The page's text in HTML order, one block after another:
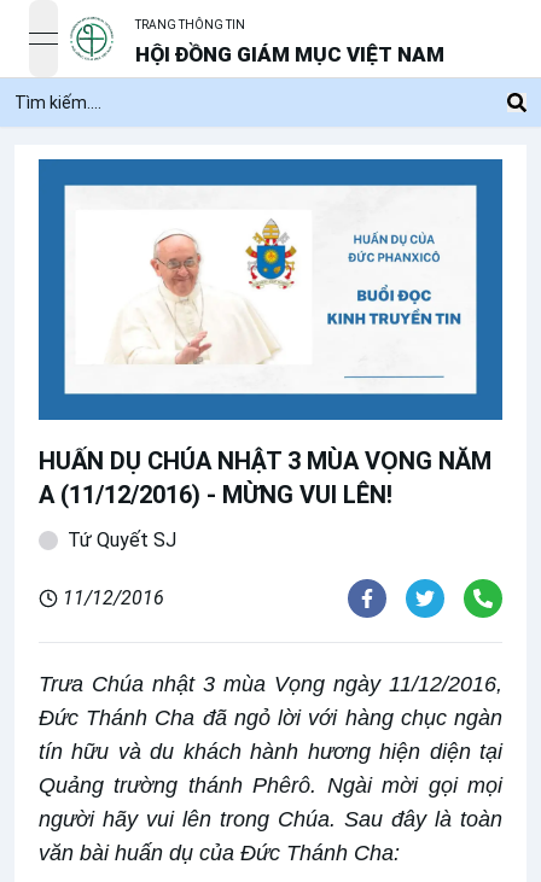
open navigation menu
TRANG THÔNG TIN
HỘI ĐỒNG GIÁM MỤC VIỆT NAM
HUẤN DỤ CHÚA NHẬT 3 MÙA VỌNG NĂM
A (11/12/2016) - MỪNG VUI LÊN!
Tứ Quyết SJ
11/12/2016
Trưa Chúa nhật 3 mùa Vọng ngày 11/12/2016,
Đức Thánh Cha đã ngỏ lời với hàng chục ngàn
tín hữu và du khách hành hương hiện diện tại
Quảng trường thánh Phêrô. Ngài mời gọi mọi
người hãy vui lên trong Chúa. Sau đây là toàn
văn bài huấn dụ của Đức Thánh Cha: